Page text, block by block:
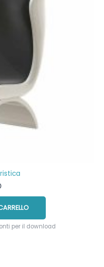
per il download